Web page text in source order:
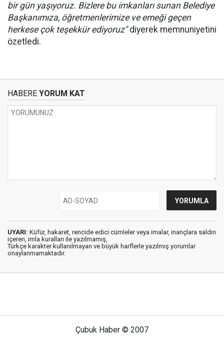
bir gün yaşıyoruz. Bizlere bu imkanları sunan Belediye
Başkanımıza, öğretmenlerimize ve emeği geçen
herkese çok teşekkür ediyoruz"diyerek memnuniyetini
özetledi.
HABERE YORUM KAT
UYARI: Küfür, hakaret, rencide edici cümleler veya imalar, inançlara saldırı
içeren, imla kuralları ile yazılmamış,
Türkçe karakter kullanılmayan ve büyük harflerle yazılmış yorumlar
onaylanmamaktadır.
Çubuk Haber © 2007